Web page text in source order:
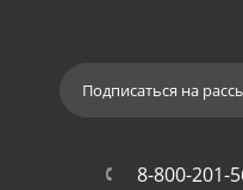
Подписаться на
8-800-201-